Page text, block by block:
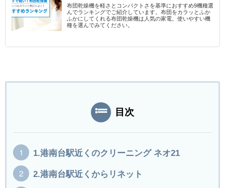
布団乾燥機を軽さとコンパクトさを基準におすすめ9機種選
んでランキングでご紹介しています。布団をカラッとふか
ふかにしてくれる布団乾燥機は人気の家電。使いやすい機
種を選んでみてください。
目次
1.港南台駅近くのクリーニング ネオ21
2.港南台駅近くからリネット